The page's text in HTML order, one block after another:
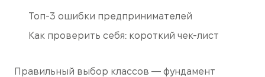
Топ-3 ошибки предпринимателей
Как проверить себя: короткий чек-лист
Правильный выбор классов — фундамент